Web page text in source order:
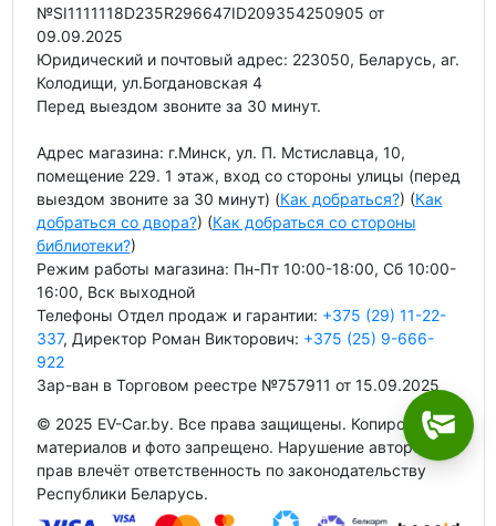
№SI1111118D235R296647ID209354250905 от
09.09.2025
Юридический и почтовый адрес: 223050, Беларусь, аг.
Колодищи, ул.Богдановская 4
Перед выездом звоните за 30 минут.
Адрес магазина: г.Минск, ул. П. Мстиславца, 10,
помещение 229. 1 этаж, вход со стороны улицы (перед
выездом звоните за 30 минут) (Как добраться?) (Как
добраться со двора?) (Как добраться со стороны
библиотеки?)
Режим работы магазина: Пн-Пт 10:00-18:00, Сб 10:00-
16:00, Вск выходной
Телефоны Отдел продаж и гарантии: +375 (29) 11-22-
337, Директор Роман Викторович: +375 (25) 9-666-
922
Зар-ван в Торговом реестре №757911 от 15.09.2025
© 2025 EV-Car.by. Все права защищены. Копирование
материалов и фото запрещено. Нарушение авторских
прав влечёт ответственность по законодательству
Республики Беларусь.